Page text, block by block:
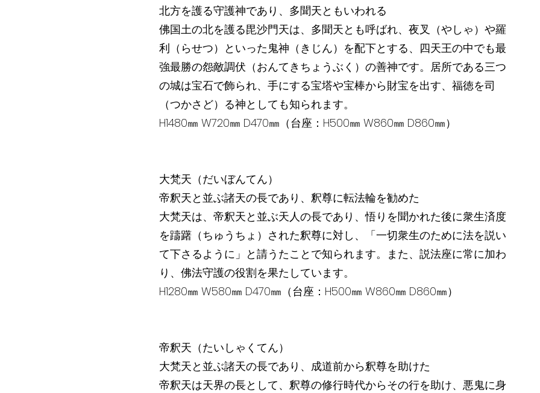
北方を護る守護神であり、多聞天ともいわれる
佛国土の北を護る毘沙門天は、多聞天とも呼ばれ、夜叉（やしゃ）や羅
利（らせつ）といった鬼神（きじん）を配下とする、四天王の中でも最
強最勝の怨敵調伏（おんてきちょうぶく）の善神です。居所である三つ
の城は宝石で飾られ、手にする宝塔や宝棒から財宝を出す、福徳を司
（つかさど）る神としても知られます。
H1480㎜ W720㎜ D470㎜（台座：H500㎜ W860㎜ D860㎜）
大梵天（だいぼんてん）
帝釈天と並ぶ諸天の長であり、釈尊に転法輪を勧めた
大梵天は、帝釈天と並ぶ天人の長であり、悟りを聞かれた後に衆生済度
を躊躇（ちゅうちょ）された釈尊に対し、「一切衆生のために法を説い
て下さるように」と請うたことで知られます。また、説法座に常に加わ
り、佛法守護の役割を果たしています。
H1280㎜ W580㎜ D470㎜（台座：H500㎜ W860㎜ D860㎜）
帝釈天（たいしゃくてん）
大梵天と並ぶ諸天の長であり、成道前から釈尊を助けた
帝釈天は天界の長として、釈尊の修行時代からその行を助け、悪鬼に身